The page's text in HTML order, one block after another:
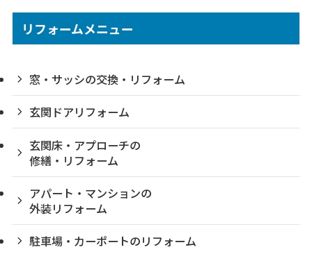
リフォームメニュー
窓・サッシの交換・リフォーム
玄関ドアリフォーム
玄関床・アプローチの
修繕・リフォーム
アパート・マンションの
外装リフォーム
駐車場・カーポートのリフォーム